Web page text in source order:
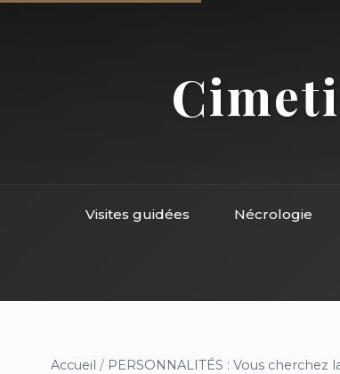
Visites guidées Nécrologie
Accueil / PERSONNALITÉS : Vous cherchez